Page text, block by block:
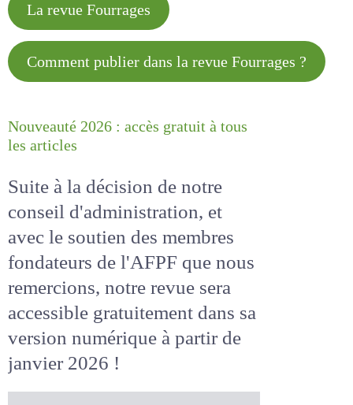
La revue Fourrages
Comment publier dans la revue
Nouveauté 2026 : accès gratuit à
Suite à la décision de notre
conseil d'administration, et
avec le soutien des membres
fondateurs de l'AFPF que nous
remercions, notre revue sera
accessiblegratuitementdans
sa version numérique
de janvier 2026 !